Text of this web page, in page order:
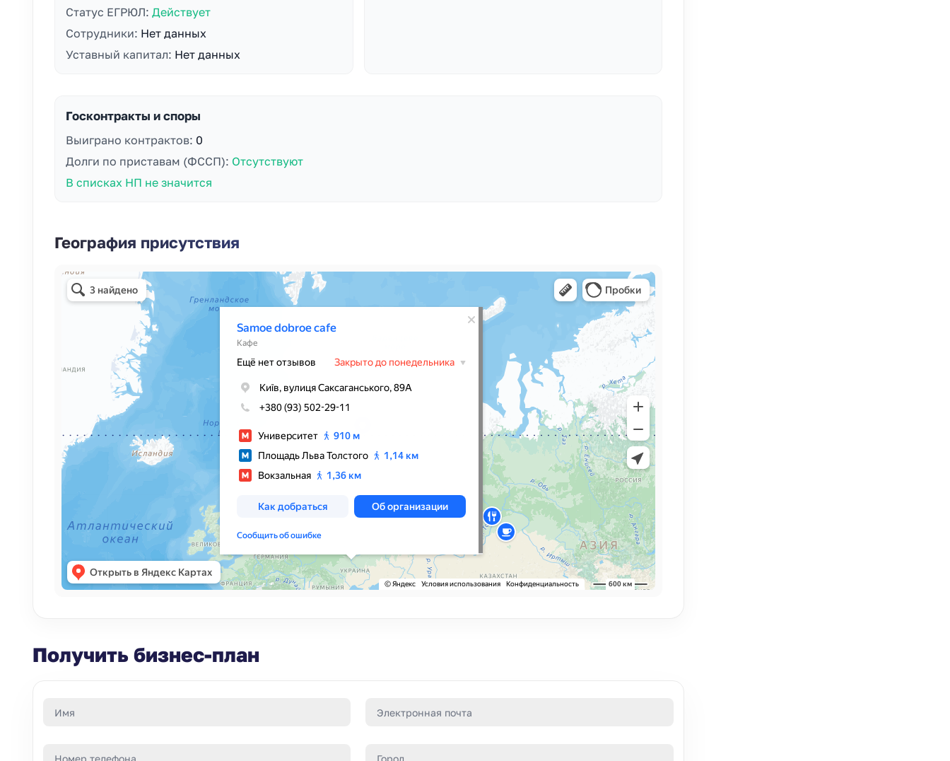
Статус ЕГРЮЛ: Действует
Сотрудники: Нет данных
Уставный капитал: Нет данных
Госконтракты и споры
Выиграно контрактов: 0
Долги по приставам (ФССП): Отсутствуют
В списках НП не значится
География присутствия
Получить бизнес-план